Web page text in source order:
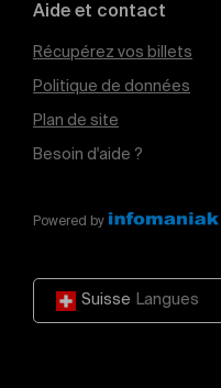
Aide et contact
Récupérez vos billets
Politique de données
Plan de site
Besoin d'aide ?
Powered by
Suisse Langues